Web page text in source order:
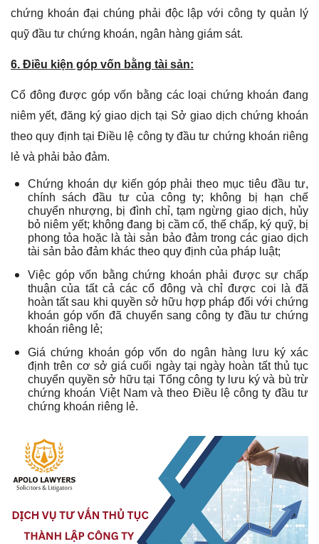
chứng khoán đại chúng phải độc lập với công ty quản lý
quỹ đầu tư chứng khoán, ngân hàng giám sát.
6. Điều kiện góp vốn bằng tài sản:
Cổ đông được góp vốn bằng các loại chứng khoán đang
niêm yết, đăng ký giao dịch tại Sở giao dịch chứng khoán
theo quy định tại Điều lệ công ty đầu tư chứng khoán riêng
lẻ và phải bảo đảm.
Chứng khoán dự kiến góp phải theo mục tiêu đầu tư,
chính sách đầu tư của công ty; không bị hạn chế
chuyển nhượng, bị đình chỉ, tạm ngừng giao dịch, hủy
bỏ niêm yết; không đang bị cầm cố, thế chấp, ký quỹ, bị
phong tỏa hoặc là tài sản bảo đảm trong các giao dịch
tài sản bảo đảm khác theo quy định của pháp luật;
Việc góp vốn bằng chứng khoán phải được sự chấp
thuận của tất cả các cổ đông và chỉ được coi là đã
hoàn tất sau khi quyền sở hữu hợp pháp đối với chứng
khoán góp vốn đã chuyển sang công ty đầu tư chứng
khoán riêng lẻ;
Giá chứng khoán góp vốn do ngân hàng lưu ký xác
định trên cơ sở giá cuối ngày tại ngày hoàn tất thủ tục
chuyển quyền sở hữu tại Tổng công ty lưu ký và bù trừ
chứng khoán Việt Nam và theo Điều lệ công ty đầu tư
chứng khoán riêng lẻ.